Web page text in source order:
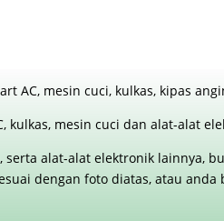
AC, mesin cuci, kulkas, kipas
kulkas, mesin cuci dan alat-alat
alat-alat elektronik lainnya,
dengan foto diatas, atau